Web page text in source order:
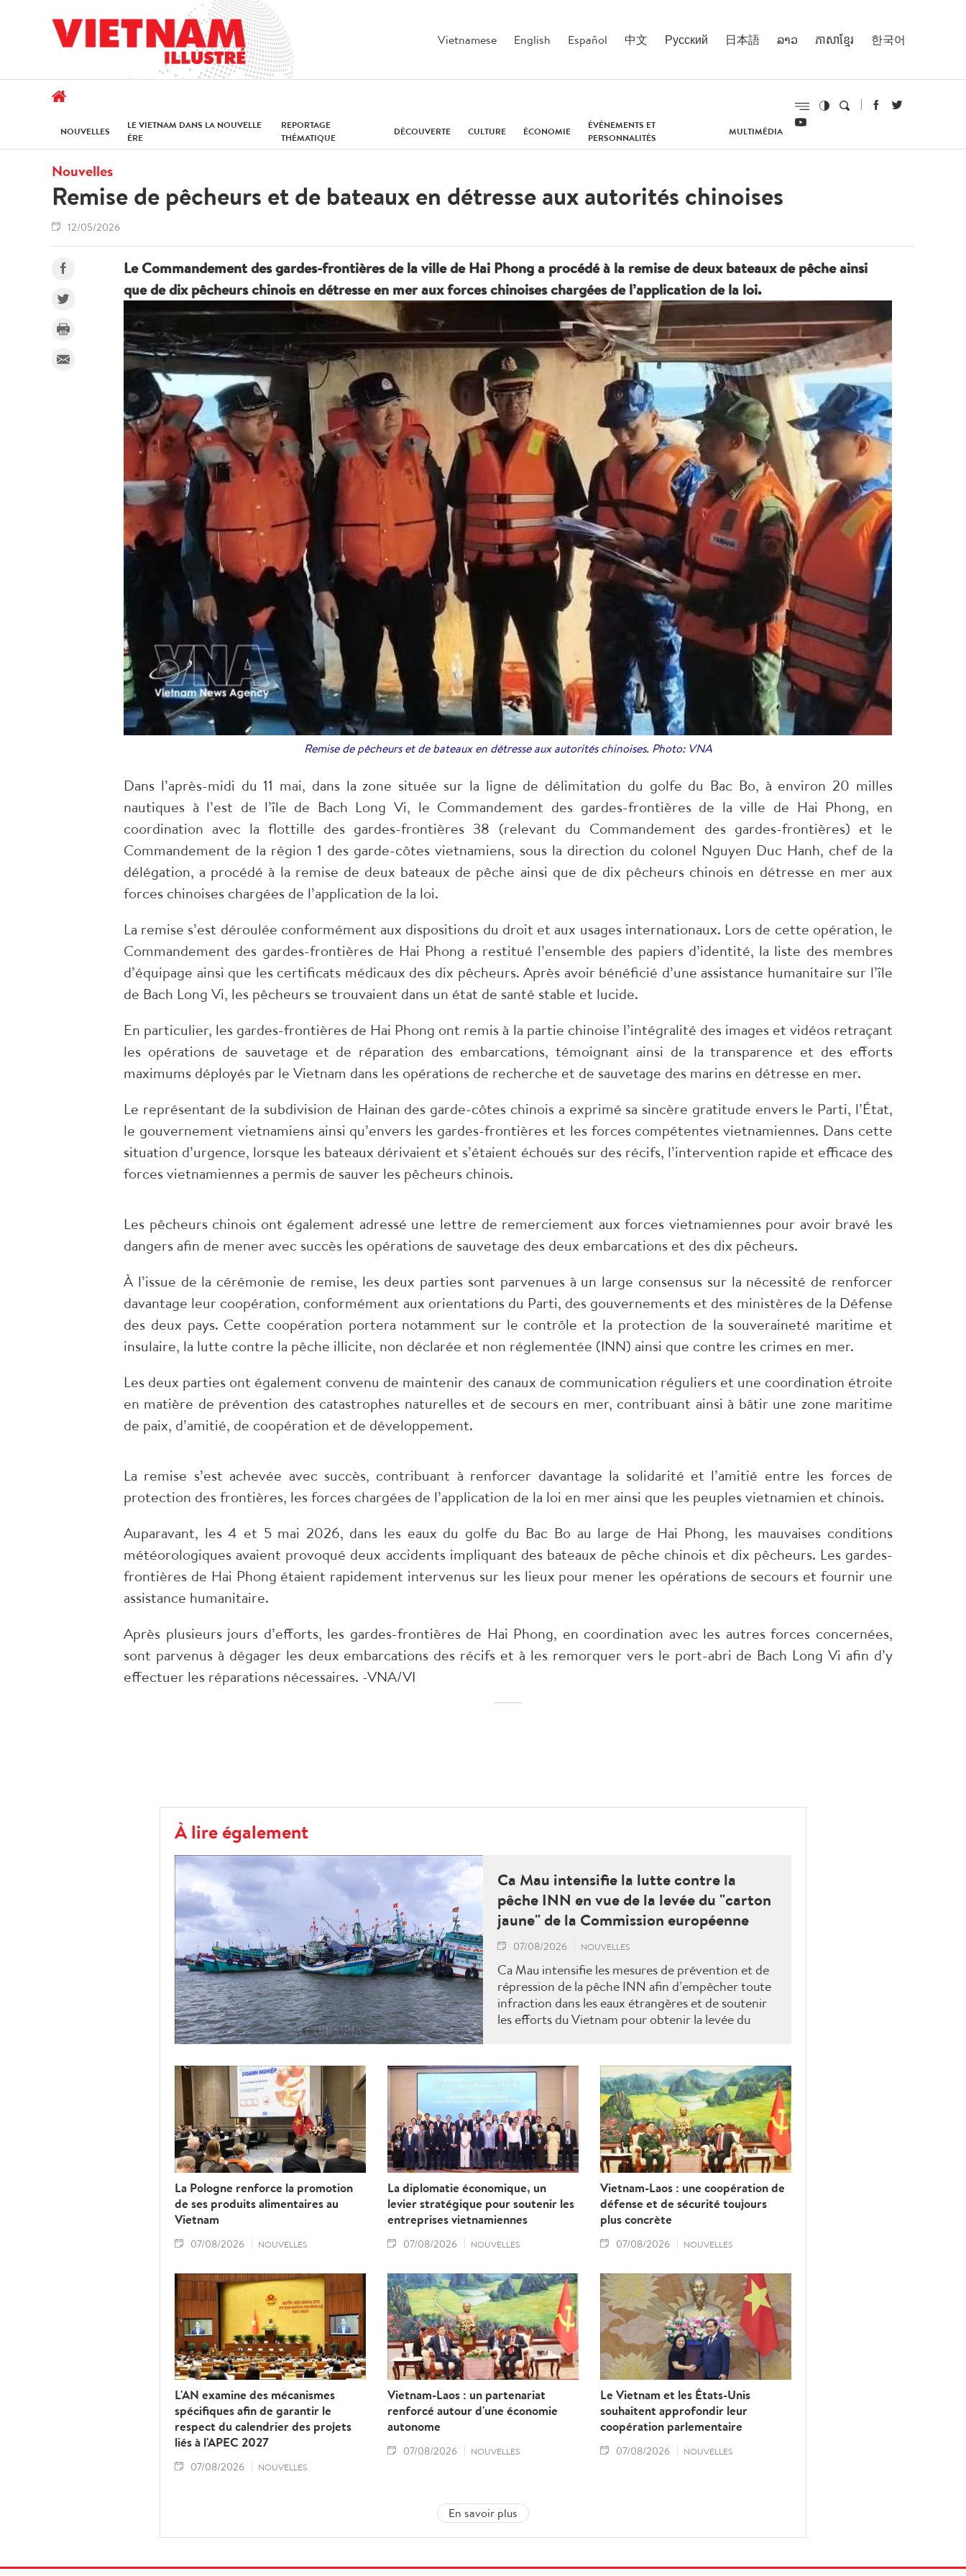
Vietnamese English Español 中文 Русский 日本語 ລາວ ភាសាខ្មែរ 한국어
NOUVELLES
LE VIETNAM DANS LA NOUVELLE
ÈRE
REPORTAGE
THÉMATIQUE
DÉCOUVERTE CULTURE ÉCONOMIE
ÉVÉNEMENTS ET
PERSONNALITÉS
MULTIMÉDIA
Nouvelles
Remise de pêcheurs et de bateaux en détresse aux autorités chinoises
12/05/2026
Le Commandement des gardes-frontières de la ville de Hai Phong a procédé à la remise de deux bateaux de pêche ainsi
que de dix pêcheurs chinois en détresse en mer aux forces chinoises chargées de l’application de la loi.
Remise de pêcheurs et de bateaux en détresse aux autorités chinoises. Photo: VNA
Dans l’après-midi du 11 mai, dans la zone située sur la ligne de délimitation du golfe du Bac Bo, à environ 20 milles
nautiques à l’est de l’île de Bach Long Vi, le Commandement des gardes-frontières de la ville de Hai Phong, en
coordination avec la flottille des gardes-frontières 38 (relevant du Commandement des gardes-frontières) et le
Commandement de la région 1 des garde-côtes vietnamiens, sous la direction du colonel Nguyen Duc Hanh, chef de la
délégation, a procédé à la remise de deux bateaux de pêche ainsi que de dix pêcheurs chinois en détresse en mer aux
forces chinoises chargées de l’application de la loi.
La remise s’est déroulée conformément aux dispositions du droit et aux usages internationaux. Lors de cette opération, le
Commandement des gardes-frontières de Hai Phong a restitué l’ensemble des papiers d’identité, la liste des membres
d’équipage ainsi que les certificats médicaux des dix pêcheurs. Après avoir bénéficié d’une assistance humanitaire sur l’île
de Bach Long Vi, les pêcheurs se trouvaient dans un état de santé stable et lucide.
En particulier, les gardes-frontières de Hai Phong ont remis à la partie chinoise l’intégralité des images et vidéos retraçant
les opérations de sauvetage et de réparation des embarcations, témoignant ainsi de la transparence et des efforts
maximums déployés par le Vietnam dans les opérations de recherche et de sauvetage des marins en détresse en mer.
Le représentant de la subdivision de Hainan des garde-côtes chinois a exprimé sa sincère gratitude envers le Parti, l’État,
le gouvernement vietnamiens ainsi qu’envers les gardes-frontières et les forces compétentes vietnamiennes. Dans cette
situation d’urgence, lorsque les bateaux dérivaient et s’étaient échoués sur des récifs, l’intervention rapide et efficace des
forces vietnamiennes a permis de sauver les pêcheurs chinois.
Les pêcheurs chinois ont également adressé une lettre de remerciement aux forces vietnamiennes pour avoir bravé les
dangers afin de mener avec succès les opérations de sauvetage des deux embarcations et des dix pêcheurs.
À l’issue de la cérémonie de remise, les deux parties sont parvenues à un large consensus sur la nécessité de renforcer
davantage leur coopération, conformément aux orientations du Parti, des gouvernements et des ministères de la Défense
des deux pays. Cette coopération portera notamment sur le contrôle et la protection de la souveraineté maritime et
insulaire, la lutte contre la pêche illicite, non déclarée et non réglementée (INN) ainsi que contre les crimes en mer.
Les deux parties ont également convenu de maintenir des canaux de communication réguliers et une coordination étroite
en matière de prévention des catastrophes naturelles et de secours en mer, contribuant ainsi à bâtir une zone maritime
de paix, d’amitié, de coopération et de développement.
La remise s’est achevée avec succès, contribuant à renforcer davantage la solidarité et l’amitié entre les forces de
protection des frontières, les forces chargées de l’application de la loi en mer ainsi que les peuples vietnamien et chinois.
Auparavant, les 4 et 5 mai 2026, dans les eaux du golfe du Bac Bo au large de Hai Phong, les mauvaises conditions
météorologiques avaient provoqué deux accidents impliquant des bateaux de pêche chinois et dix pêcheurs. Les gardes-
frontières de Hai Phong étaient rapidement intervenus sur les lieux pour mener les opérations de secours et fournir une
assistance humanitaire.
Après plusieurs jours d’efforts, les gardes-frontières de Hai Phong, en coordination avec les autres forces concernées,
sont parvenus à dégager les deux embarcations des récifs et à les remorquer vers le port-abri de Bach Long Vi afin d’y
effectuer les réparations nécessaires. -VNA/VI
À lire également
Ca Mau intensifie la lutte contre la
pêche INN en vue de la levée du "carton
jaune" de la Commission européenne
07/08/2026 NOUVELLES
Ca Mau intensifie les mesures de prévention et de
répression de la pêche INN afin d’empêcher toute
infraction dans les eaux étrangères et de soutenir
les efforts du Vietnam pour obtenir la levée du
La Pologne renforce la promotion
de ses produits alimentaires au
Vietnam
07/08/2026 NOUVELLES
La diplomatie économique, un
levier stratégique pour soutenir les
entreprises vietnamiennes
07/08/2026 NOUVELLES
Vietnam-Laos : une coopération de
défense et de sécurité toujours
plus concrète
07/08/2026 NOUVELLES
L'AN examine des mécanismes
spécifiques afin de garantir le
respect du calendrier des projets
liés à l'APEC 2027
07/08/2026 NOUVELLES
Vietnam-Laos : un partenariat
renforcé autour d'une économie
autonome
07/08/2026 NOUVELLES
Le Vietnam et les États-Unis
souhaitent approfondir leur
coopération parlementaire
07/08/2026 NOUVELLES
En savoir plus